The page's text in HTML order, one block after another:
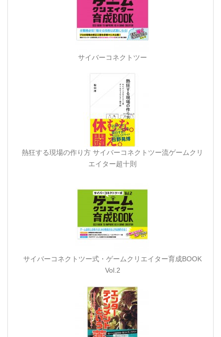
サイバーコネクトツー
熱狂する現場の作り方 サイバーコネクトツー流ゲームクリ
エイター超十則
サイバーコネクトツー式・ゲームクリエイター育成BOOK
Vol.2